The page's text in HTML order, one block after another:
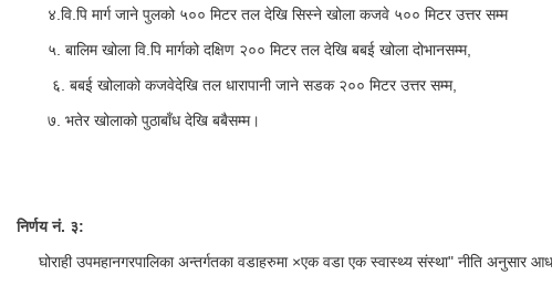
४.वि.पि मार्ग जाने पुलको ५०० मिटर तल देखि सिस्ने खोला कजवे ५०० मिटर उत्तर सम्म
५. बालिम खोला वि.पि मार्गको दक्षिण २०० मिटर तल देखि बबई खोला दोभानसम्म,
६. बबई खोलाको कजवेदेखि तल धारापानी जाने सडक २०० मिटर उत्तर सम्म,
७. भतेर खोलाको पुठाबाँध देखि बबैसम्म।
निर्णय नं. ३:
घोराही उपमहानगरपालिका अन्तर्गतका वडाहरुमा ×एक वडा एक स्वास्थ्य संस्था" नीति अनुसार